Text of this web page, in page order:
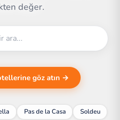
değer.
göz atın →
Pas de la Casa Soldeu